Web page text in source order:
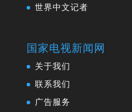
世界中文记者
国家电视新闻网
关于我们
联系我们
广告服务